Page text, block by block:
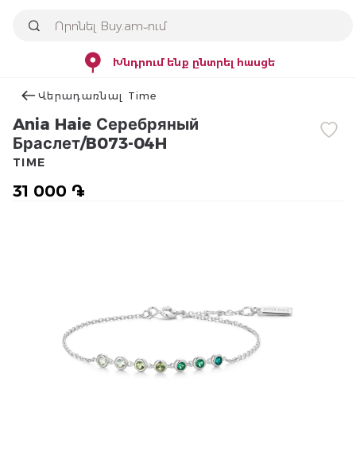
Խնդրում ենք ընտրել հասցե
Վերադառնալ Time
Ania Haie Серебряный
Браслет/B073-04H
31 000 ֏
TIME